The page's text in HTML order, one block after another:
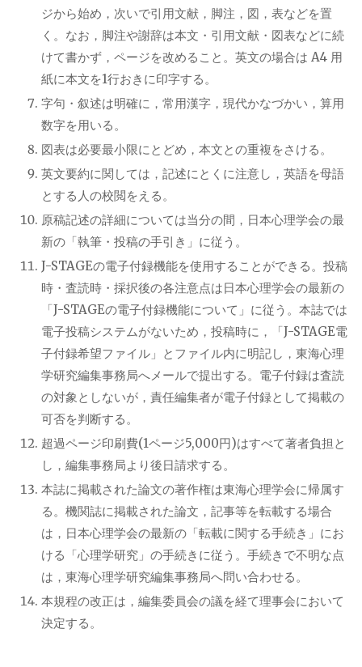
ジから始め，次いで引用文献，脚注，図，表などを置
く。なお，脚注や謝辞は本文・引用文献・図表などに続
けて書かず，ページを改めること。英文の場合は A4 用
紙に本文を1行おきに印字する。
字句・叙述は明確に，常用漢字，現代かなづかい，算用
数字を用いる。
図表は必要最小限にとどめ，本文との重複をさける。
英文要約に関しては，記述にとくに注意し，英語を母語
とする人の校閲をえる。
原稿記述の詳細については当分の間，日本心理学会の最
新の「執筆・投稿の手引き」に従う。
J-STAGEの電子付録機能を使用することができる。投稿
時・査読時・採択後の各注意点は日本心理学会の最新の
「J-STAGEの電子付録機能について」に従う。本誌では
電子投稿システムがないため，投稿時に，「J-STAGE電
子付録希望ファイル」とファイル内に明記し，東海心理
学研究編集事務局へメールで提出する。電子付録は査読
の対象としないが，責任編集者が電子付録として掲載の
可否を判断する。
超過ページ印刷費(1ページ5,000円)はすべて著者負担と
し，編集事務局より後日請求する。
本誌に掲載された論文の著作権は東海心理学会に帰属す
る。機関誌に掲載された論文，記事等を転載する場合
は，日本心理学会の最新の「転載に関する手続き」にお
ける「心理学研究」の手続きに従う。手続きで不明な点
は，東海心理学研究編集事務局へ問い合わせる。
本規程の改正は，編集委員会の議を経て理事会において
決定する。